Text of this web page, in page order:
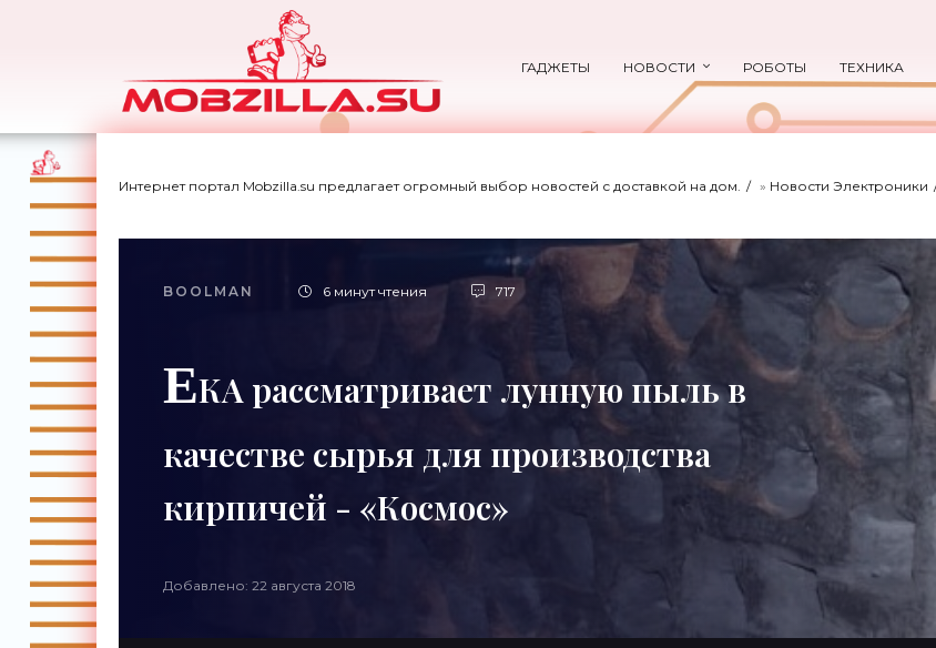
ГАДЖЕТЫ НОВОСТИ РОБОТЫ ТЕХНИКА
Интернет портал Mobzilla.su предлагает огромный выбор новостей с доставкой на дом. » Новости Электроники
BOOLMAN 6 минут чтения 717
ЕКА рассматривает лунную пыль в
качестве сырья для производства
кирпичей - «Космос»
Добавлено: 22 августа 2018